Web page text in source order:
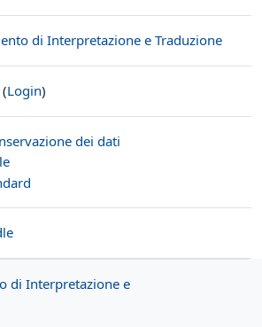
di Interpretazione e Traduzione
Login)
dei dati
di Interpretazione e